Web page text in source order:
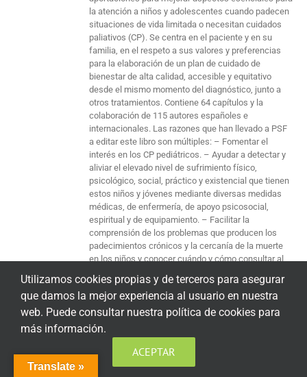
la atención a niños y adolescentes cuando padecen
situaciones de vida limitada o necesitan cuidados
paliativos (CP). Se centra en el paciente y en su
familia, en el respeto a sus valores y preferencias
para la elaboración de un plan de cuidado de
bienestar de alta calidad, accesible y equitativo
desde el mismo momento del diagnóstico, junto a
otros tratamientos. Contiene 64 capítulos y la
colaboración de 115 autores españoles e
internacionales. Las razones que han llevado a PSF
a editar este libro son múltiples: – Fomentar el
interés en los CP pediátricos. – Ayudar a detectar y
aliviar el elevado nivel de sufrimiento físico,
psicológico, social, práctico y existencial que tienen
estos niños y jóvenes mediante diversas medidas
médicas, de enfermería, de apoyo psicosocial,
espiritual y de equipamiento. – Facilitar la
comprensión de los problemas que producen los
padecimientos crónicos y la cercanía de la muerte
en los niños y conocer cuándo y cómo consultar al
para buscar mejorar su calidad de vida, favorecer su
relación y adaptación a la enfermedad, a la fase final
y al duelo posterior con herramientas actualizadas
de comunicación, diagnóstico y terapéutica. –
Facilitar el proceso consensuado de toma de
decisiones difíciles del niño y la familia mediante
una buena información y el soporte del equipo
Translate »
Utilizamos cookies propias y de terceros para asegurar
que damos la mejor experiencia al usuario en nuestra
web. Puede consultar nuestra política de cookies para
más información.
ACEPTAR